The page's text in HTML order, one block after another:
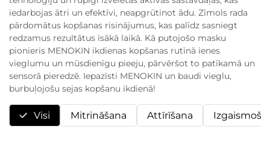
iedarbojas ātri un efektīvi, neapgrūtinot ādu. Zīmols rada
pārdomātus kopšanas risinājumus, kas palīdz sasniegt
redzamus rezultātus īsākā laikā. Kā putojošo masku
pionieris MENOKIN ikdienas kopšanas rutīnā ienes
vieglumu un mūsdienīgu pieeju, pārvēršot to patīkamā un
sensorā pieredzē. Iepazīsti MENOKIN un baudi vieglu,
burbuļojošu sejas kopšanu ikdienā!
Visi Mitrināšana Attīrīšana